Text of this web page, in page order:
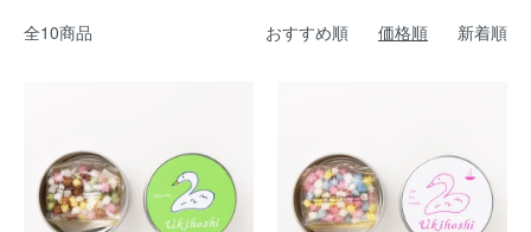
全10商品 おすすめ順 価格順 新着順